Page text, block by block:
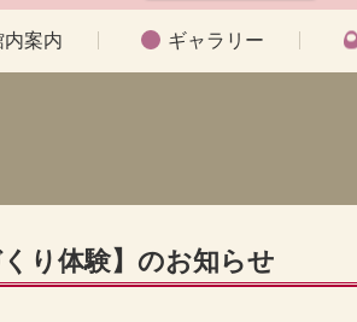
内案内 ギャラリー
り体験】のお知らせ